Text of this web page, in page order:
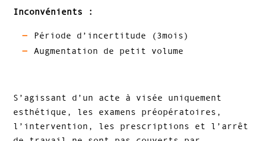
Inconvénients :
Période d’incertitude (3mois)
Augmentation de petit volume
S’agissant d’un acte à visée uniquement
esthétique, les examens préopératoires,
l’intervention, les prescriptions et l’arrêt